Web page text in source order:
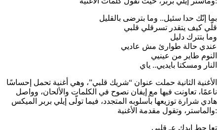
بما إنّك حدا سئيل.. وما بترضى بالقليل
قلّي كيف يتقدر تسرقلي قلبي
وما بتترك دليل
عندي حالة طوارئ مش عاديي
النوم طاير من عينيي
النار ومسكتا بايديي.. ياي
الأغنية الثانية حملت عنوان “شريك قلبي”، وهي أغنية تحمل إحساسًا
ناعمًا، تعاونت فيها مع إيفان نصوح في الكلمات والألحان، وواصل
هادي شرارة توزيعها بأسلوبه المتجدد، فيما تولّى إيلي بربر الميكس
والماستر، وتقول مقدمة الأغنية:
تعا حط إيدك عـ قلبي